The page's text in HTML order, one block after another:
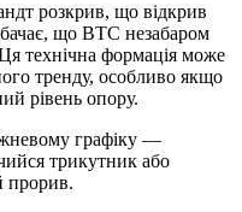
розкрив, що відкрив
що BTC незабаром
технічна формація може
тренду, особливо якщо
рівень опору.
графіку —
трикутник або
прорив.